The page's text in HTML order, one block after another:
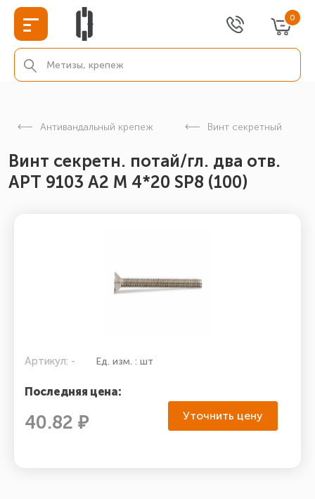
0
Антивандальный крепеж Винт секретный
Винт секретн. потай/гл. два отв.
АРТ 9103 А2 M 4*20 SP8 (100)
Артикул: - Ед. изм. : шт
Последняя цена:
40.82 ₽ Уточнить цену